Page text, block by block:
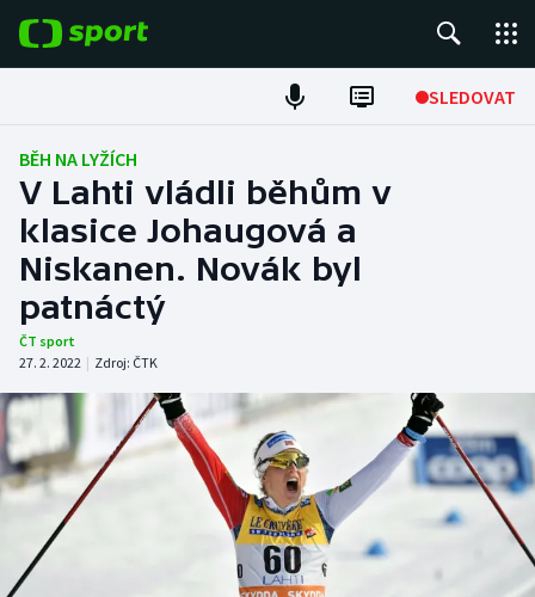
SLEDOVAT
ME v atletice
ME v plavání
Fotbal
Hokej
DALŠÍ SPORTY
Americký fotbal
Atletika
NEPŘEHLÉDNĚTE
Soutěže
BĚH NA LYŽÍCH
V Lahti vládli běhům v
klasice Johaugová a
Niskanen. Novák byl
patnáctý
ČT sport
27. 2. 2022 | Zdroj: ČTK